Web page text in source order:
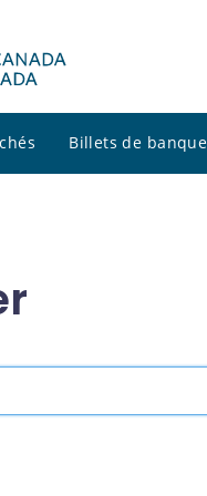
Billets de banque